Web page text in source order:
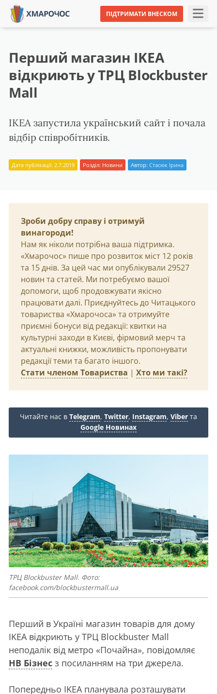
ПІДТРИМАТИ ВНЕСКОМ
Перший магазин IKEA
відкриють у ТРЦ Blockbuster
Mall
ІKEA запустила український сайт і почала
відбір співробітників.
Дата публікації: 2.7.2019 Розділ: Новини Автор: Стасюк Ірина
Зроби добру справу і отримуй
винагороди!
Нам як ніколи потрібна ваша підтримка.
«Хмарочос» пише про розвиток міст 12 років
та 15 днів. За цей час ми опублікували 29527
новин та статей. Ми потребуємо вашої
допомоги, щоб продовжувати якісно
працювати далі. Приєднуйтесь до Читацького
товариства «Хмарочоса» та отримуйте
приємні бонуси від редакції: квитки на
культурні заходи в Києві, фірмовий мерч та
актуальні книжки, можливість пропонувати
редакції теми та багато іншого.
Стати членом Товариства | Хто ми такі?
Читайте нас в Telegram, Twitter, Instagram, Viber та
Google Новинах
ТРЦ Blockbuster Mall. Фото:
facebook.com/blockbustermall.ua
Перший в Україні магазин товарів для дому
IKEA відкриють у ТРЦ Blockbuster Mall
неподалік від метро «Почайна», повідомляє
НВ Бізнес з посиланням на три джерела.
Попередньо IKEA планувала розташувати